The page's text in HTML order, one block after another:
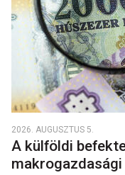
2026. AUGUSZTUS 5.
A külföldi